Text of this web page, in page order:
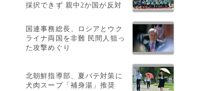
採択できず 親中2か国が反対
国連事務総長、ロシアとウク
ライナ両国を非難 民間人狙っ
た攻撃めぐり
北朝鮮指導部、夏バテ対策に
犬肉スープ「補身湯」推奨